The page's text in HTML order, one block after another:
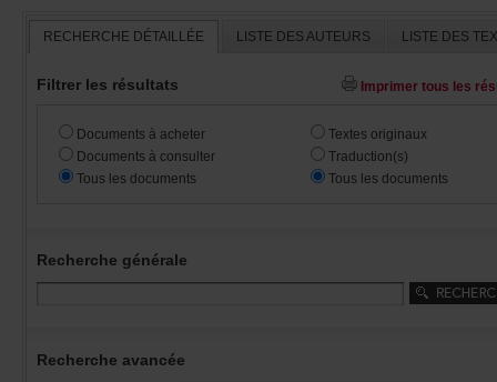
RECHERCHEDÉTAILLÉE LISTEDESAUTEURS
Filtrerlesrésultats
Documentsàacheter
Documentsàconsulter
Touslesdocuments
Textesoriginaux
Traduction(s)
Touslesdocuments
Recherchegénérale
Rechercheavancée